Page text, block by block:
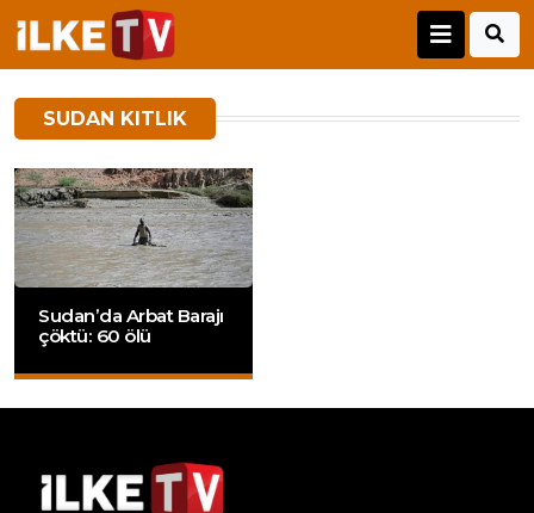
SUDAN KITLIK
Sudan’da Arbat Barajı
çöktü: 60 ölü